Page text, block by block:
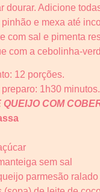
dourar. Adicione
e mexa até
com sal e pimenta
com a cebolinha-
12 porções.
1h30 minutos.
QUEIJO COM
sem sal
parmesão